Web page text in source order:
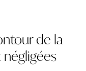
de la